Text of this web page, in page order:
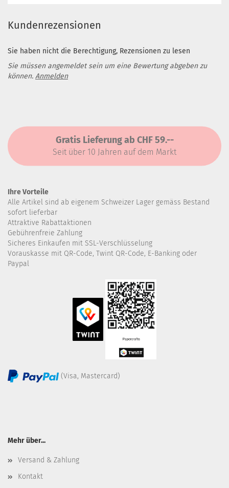
Kundenrezensionen
Sie haben nicht die Berechtigung, Rezensionen zu lesen
Sie müssen angemeldet sein um eine Bewertung abgeben zu
können. Anmelden
Gratis Lieferung ab CHF 59.--
Seit über 10 Jahren auf dem Markt
Ihre Vorteile
Alle Artikel sind ab eigenem Schweizer Lager gemäss Bestand
sofort lieferbar
Attraktive Rabattaktionen
Gebührenfreie Zahlung
Sicheres Einkaufen mit SSL-Verschlüsselung
Vorauskasse mit QR-Code, Twint QR-Code, E-Banking oder
Paypal
(Visa, Mastercard)
Mehr über...
Versand & Zahlung
Kontakt